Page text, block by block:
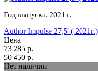
Год выпуска: 2021 г.
Author Impulse 27,5' ( 2021г.)
Цена
73 285 р.
50 450 р.
Нет наличии